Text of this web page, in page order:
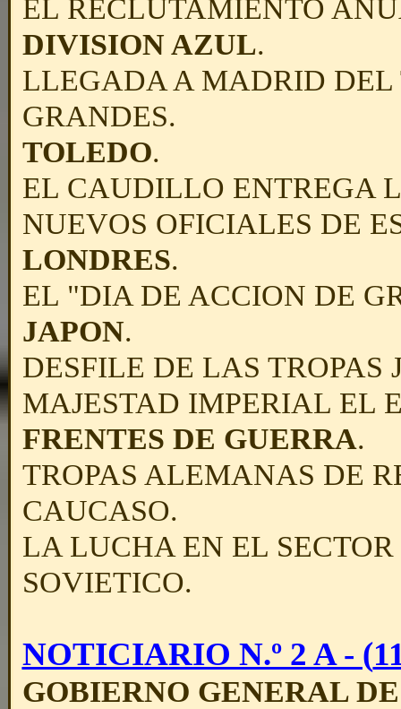
EL RECLUTAMIENTO
DIVISION AZUL.
LLEGADA A MADRID
GRANDES.
TOLEDO.
EL CAUDILLO ENTREGA
NUEVOS OFICIALES DE
LONDRES.
EL "DIA DE ACCION DE
JAPON.
DESFILE DE LAS TROPAS
MAJESTAD IMPERIAL EL
FRENTES DE GUERRA.
TROPAS ALEMANAS DE
CAUCASO.
LA LUCHA EN EL
SOVIETICO.
NOTICIARIO N.º 2 A - (
GOBIERNO GENERAL